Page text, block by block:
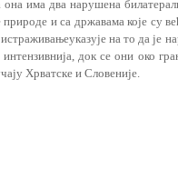
има два нарушена
природе и са државама које су
на то да је
интензивнија, док се они око
Хрватске и Словеније.